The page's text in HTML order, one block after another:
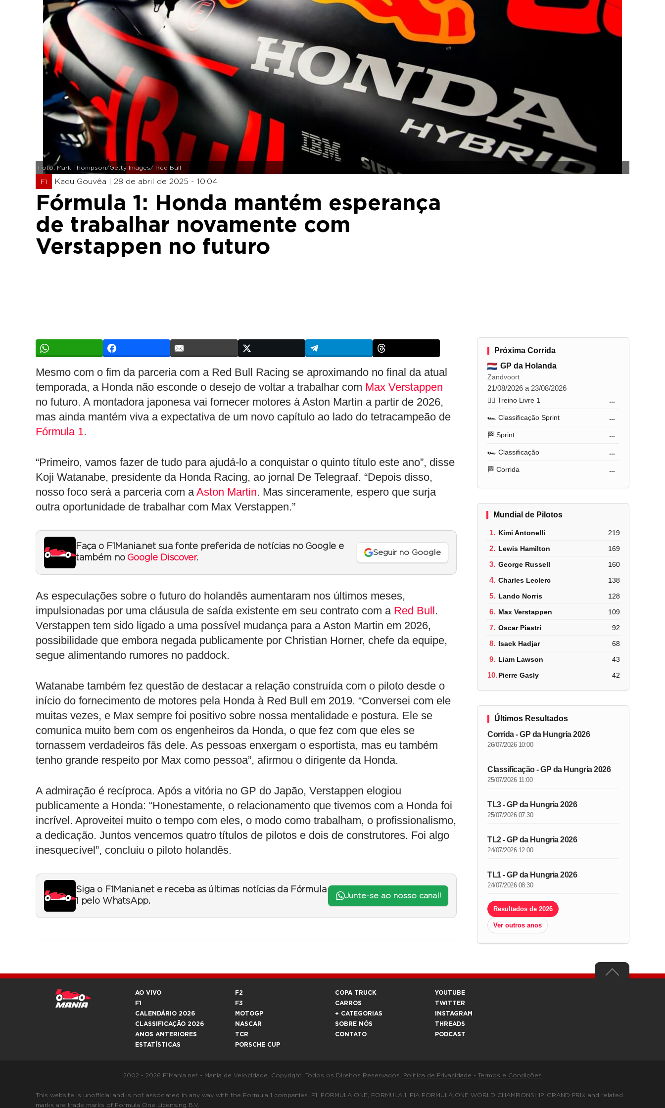
Foto: Mark Thompson/Getty Images/ Red Bull
F1 Kadu Gouvêa | 28 de abril de 2025 - 10:04
Fórmula 1: Honda mantém esperança
de trabalhar novamente com
Verstappen no futuro
Mesmo com o fim da parceria com a Red Bull Racing se aproximando no final da atual
temporada, a Honda não esconde o desejo de voltar a trabalhar com Max Verstappen
no futuro. A montadora japonesa vai fornecer motores à Aston Martin a partir de 2026,
mas ainda mantém viva a expectativa de um novo capítulo ao lado do tetracampeão de
Fórmula 1.
“Primeiro, vamos fazer de tudo para ajudá-lo a conquistar o quinto título este ano”, disse
Koji Watanabe, presidente da Honda Racing, ao jornal De Telegraaf. “Depois disso,
nosso foco será a parceria com aAston Martin. Mas sinceramente, espero que surja
outra oportunidade de trabalhar com Max Verstappen.”
Faça o F1Mania.net sua fonte preferida de notícias no Google e
também no Google Discover.
Seguir no Google
As especulações sobre o futuro do holandês aumentaram nos últimos meses,
impulsionadas por uma cláusula de saída existente em seu contrato com a Red Bull.
Verstappen tem sido ligado a uma possível mudança para a Aston Martin em 2026,
possibilidade que embora negada publicamente por Christian Horner, chefe da equipe,
segue alimentando rumores no paddock.
Watanabe também fez questão de destacar a relação construída com o piloto desde o
início do fornecimento de motores pela Honda à Red Bull em 2019. “Conversei com ele
muitas vezes, e Max sempre foi positivo sobre nossa mentalidade e postura. Ele se
comunica muito bem com os engenheiros da Honda, o que fez com que eles se
tornassem verdadeiros fãs dele. As pessoas enxergam o esportista, mas eu também
tenho grande respeito por Max como pessoa”, afirmou o dirigente da Honda.
A admiração é recíproca. Após a vitória no GP do Japão, Verstappen elogiou
publicamente a Honda: “Honestamente, o relacionamento que tivemos com a Honda foi
incrível. Aproveitei muito o tempo com eles, o modo como trabalham, o profissionalismo,
a dedicação. Juntos vencemos quatro títulos de pilotos e dois de construtores. Foi algo
inesquecível”, concluiu o piloto holandês.
Siga o F1Mania.net e receba as últimas notícias da Fórmula
1 pelo WhatsApp.
Junte-se ao nosso canal!
Próxima Corrida
GP da Holanda
Zandvoort
21/08/2026 a 23/08/2026
🏋️‍♂️ Treino Livre 1 ...
🏎️ Classificação Sprint ...
🏁 Sprint ...
🏎️ Classificação ...
🏁 Corrida ...
Mundial de Pilotos
1. Kimi Antonelli 219
2. Lewis Hamilton 169
3. George Russell 160
4. Charles Leclerc 138
5. Lando Norris 128
6. Max Verstappen 109
7. Oscar Piastri 92
8. Isack Hadjar 68
9. Liam Lawson 43
10.Pierre Gasly 42
Últimos Resultados
Corrida - GP da Hungria 2026
26/07/2026 10:00
Classificação - GP da Hungria 2026
25/07/2026 11:00
TL3 - GP da Hungria 2026
25/07/2026 07:30
TL2 - GP da Hungria 2026
24/07/2026 12:00
TL1 - GP da Hungria 2026
24/07/2026 08:30
Resultados de 2026
Ver outros anos
AO VIVO
F1
CALENDÁRIO 2026
CLASSIFICAÇÃO 2026
ANOS ANTERIORES
ESTATÍSTICAS
F2
F3
MOTOGP
NASCAR
TCR
PORSCHE CUP
COPA TRUCK
CARROS
+ CATEGORIAS
SOBRE NÓS
CONTATO
YOUTUBE
TWITTER
INSTAGRAM
THREADS
PODCAST
2002 - 2026 F1Mania.net - Mania de Velocidade. Copyright. Todos os Direitos Reservados. Política de Privacidade - Termos e Condições
This website is unofficial and is not associated in any way with the Formula 1 companies. F1, FORMULA ONE, FORMULA 1, FIA FORMULA ONE WORLD CHAMPIONSHIP, GRAND PRIX and related
marks are trade marks of Formula One Licensing B.V.